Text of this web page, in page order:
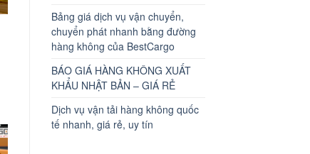
Bảng giá dịch vụ vận chuyển,
chuyển phát nhanh bằng đường
hàng không của BestCargo
BÁO GIÁ HÀNG KHÔNG XUẤT
KHẨU NHẬT BẢN – GIÁ RẺ
Dịch vụ vận tải hàng không quốc
tế nhanh, giá rẻ, uy tín